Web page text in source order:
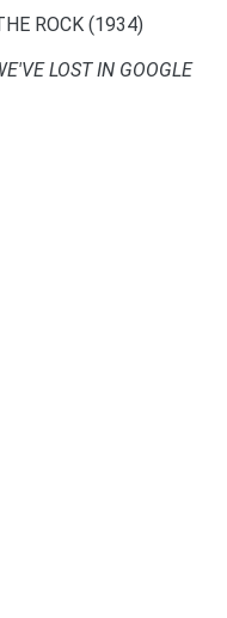
ROCK (1934)
LOST IN GOOGLE